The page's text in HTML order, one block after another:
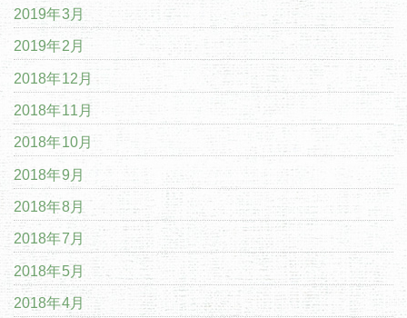
2019年3月
2019年2月
2018年12月
2018年11月
2018年10月
2018年9月
2018年8月
2018年7月
2018年5月
2018年4月